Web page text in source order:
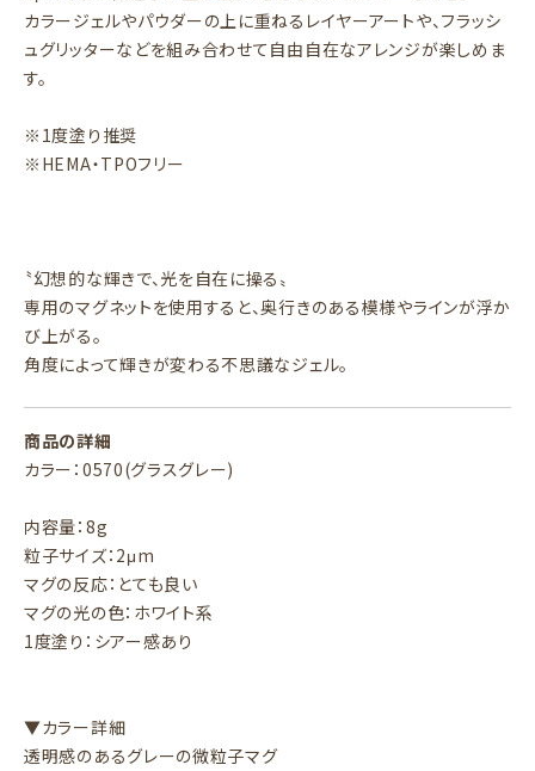
カラージェルやパウダーの上に重ねるレイヤーアートや、フラッシ
ュグリッターなどを組み合わせて自由自在なアレンジが楽しめま
す。
※1度塗り推奨
※HEMA・TPOフリー
〝幻想的な輝きで、光を自在に操る〟
専用のマグネットを使用すると、奥行きのある模様やラインが浮か
び上がる。
角度によって輝きが変わる不思議なジェル。
商品の詳細
カラー：0570(グラスグレー)
内容量：8g
粒子サイズ：2μm
マグの反応：とても良い
マグの光の色：ホワイト系
1度塗り：シアー感あり
▼カラー詳細
透明感のあるグレーの微粒子マグ